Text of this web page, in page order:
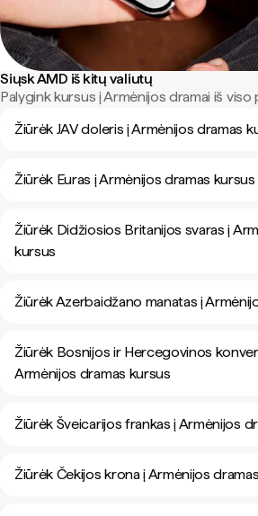
Siųsk AMD iš kitų valiutų
Palygink kursus į Armėnijos dramai iš viso
Žiūrėk JAV doleris į Armėnijos dramas
Žiūrėk Euras į Armėnijos dramas kursus
Žiūrėk Didžiosios Britanijos svaras į
kursus
Žiūrėk Azerbaidžano manatas į
Žiūrėk Bosnijos ir Hercegovinos
Armėnijos dramas kursus
Žiūrėk Šveicarijos frankas į Armėnijos
Žiūrėk Čekijos krona į Armėnijos